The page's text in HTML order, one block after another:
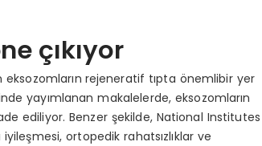
çıkıyor
eksozomların rejeneratif tıpta önemlibir yer
yayımlanan makalelerde, eksozomların
ediliyor. Benzer şekilde, National Institutes
ortopedik rahatsızlıklar ve